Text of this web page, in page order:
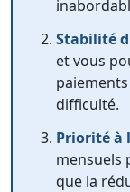
Stabilité
et vous
difficulté.
Priorité à
mensuels
que la